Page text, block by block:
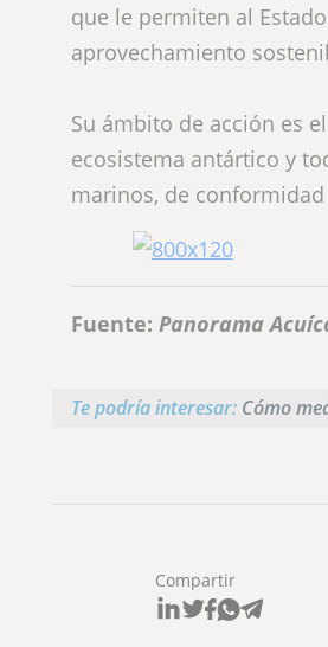
que le permiten al
aprovechamiento
Su ámbito de acción es
ecosistema antártico y
marinos, de
Fuente: Panorama
Te podría interesar: Cómo
Compartir